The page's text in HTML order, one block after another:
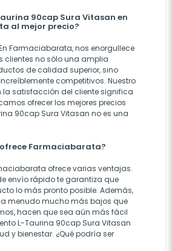
90cap Sura Vitasan en
al mejor precio?
Farmaciabarata, nos enorgullece
clientes no sólo una amplia
de calidad superior, sino
competitivos. Nuestro
satisfacción del cliente significa
ofrecer los mejores precios
90cap Sura Vitasan no es una
Farmaciabarata?
ofrece varias ventajas.
envío rápido te garantiza que
lo más pronto posible. Además,
a menudo mucho más bajos que
hacen que sea aún más fácil
L-Taurina 90cap Sura Vitasan
y bienestar. ¿Qué podría ser